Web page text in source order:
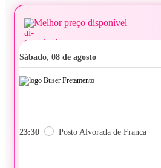
Melhor preço disponível
sábado, 08 de agosto
23:30 Posto Alvorada de Franca